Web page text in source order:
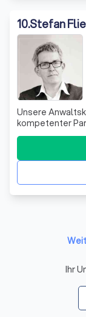
10.Stefan
Unsere
kompetenter
spezialisiert auf
Tätigkeiten
in
Ihr